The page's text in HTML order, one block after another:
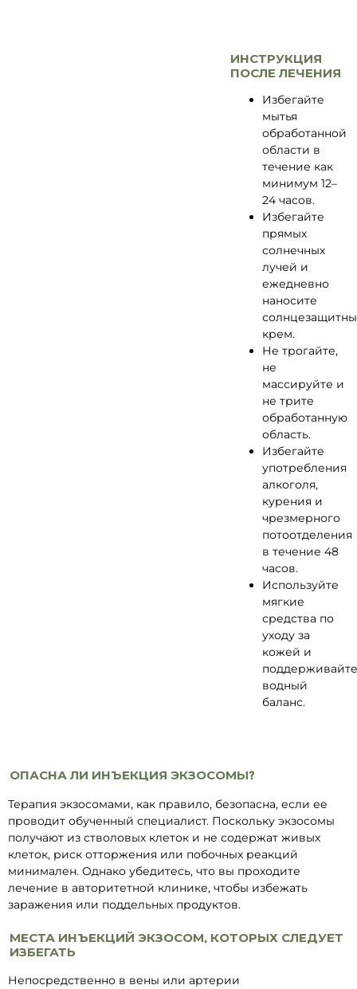
ИНСТРУКЦИЯ
ПОСЛЕ ЛЕЧЕНИЯ
Избегайте
мытья
обработанной
области в
течение как
минимум 12–
24 часов.
Избегайте
прямых
солнечных
лучей и
ежедневно
наносите
крем.
Не трогайте,
не
массируйте и
не трите
обработанную
область.
Избегайте
употребления
алкоголя,
курения и
чрезмерного
потоотделения
в течение 48
часов.
Используйте
мягкие
средства по
уходу за
кожей и
поддерживайте
водный
баланс.
ОПАСНА ЛИ ИНЪЕКЦИЯ ЭКЗОСОМЫ?
Терапия экзосомами, как правило, безопасна, если ее
проводит обученный специалист. Поскольку экзосомы
получают из стволовых клеток и не содержат живых
клеток, риск отторжения или побочных реакций
минимален. Однако убедитесь, что вы проходите
лечение в авторитетной клинике, чтобы избежать
заражения или поддельных продуктов.
МЕСТА ИНЪЕКЦИЙ ЭКЗОСОМ, КОТОРЫХ СЛЕДУЕТ
ИЗБЕГАТЬ
Непосредственно в вены или артерии